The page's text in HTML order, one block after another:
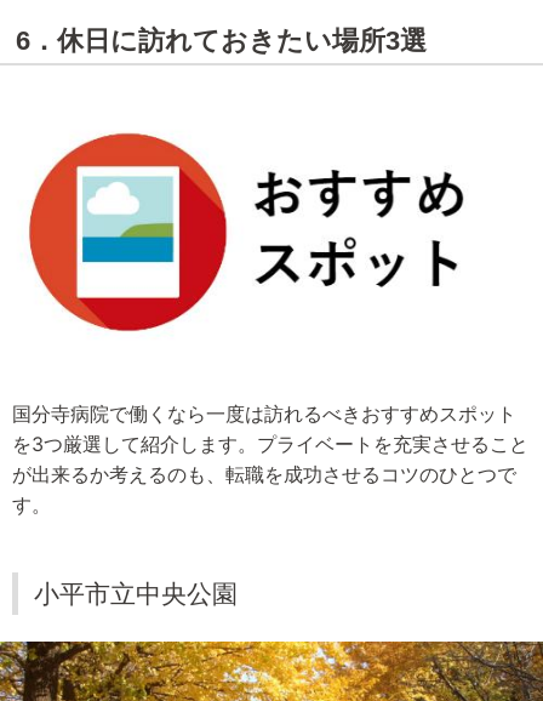
6．休日に訪れておきたい場所3選
国分寺病院で働くなら一度は訪れるべきおすすめスポット
を3つ厳選して紹介します。プライベートを充実させること
が出来るか考えるのも、転職を成功させるコツのひとつで
す。
小平市立中央公園